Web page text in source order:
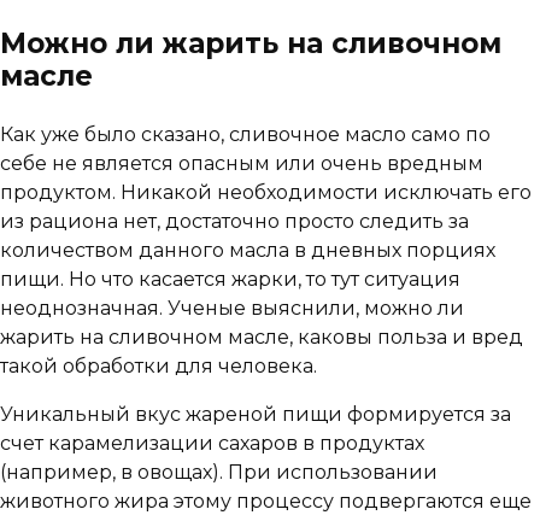
Можно ли жарить на сливочном
масле
Как уже было сказано, сливочное масло само по
себе не является опасным или очень вредным
продуктом. Никакой необходимости исключать его
из рациона нет, достаточно просто следить за
количеством данного масла в дневных порциях
пищи. Но что касается жарки, то тут ситуация
неоднозначная. Ученые выяснили, можно ли
жарить на сливочном масле, каковы польза и вред
такой обработки для человека.
Уникальный вкус жареной пищи формируется за
счет карамелизации сахаров в продуктах
(например, в овощах). При использовании
животного жира этому процессу подвергаются еще